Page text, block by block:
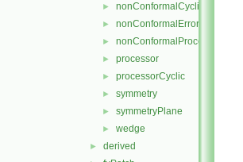
► nonConformalCyclic
► nonConformalError
► nonConformalProcessorCyclic
► processor
► processorCyclic
► symmetry
► symmetryPlane
► wedge
► derived